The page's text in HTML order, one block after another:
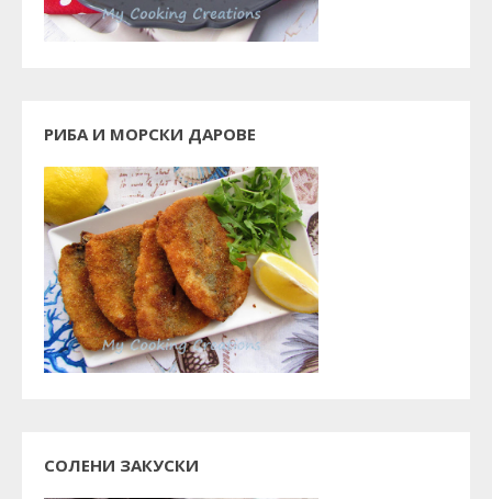
РИБА И МОРСКИ ДАРОВЕ
СОЛЕНИ ЗАКУСКИ